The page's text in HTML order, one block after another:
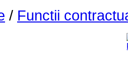
/ Functii